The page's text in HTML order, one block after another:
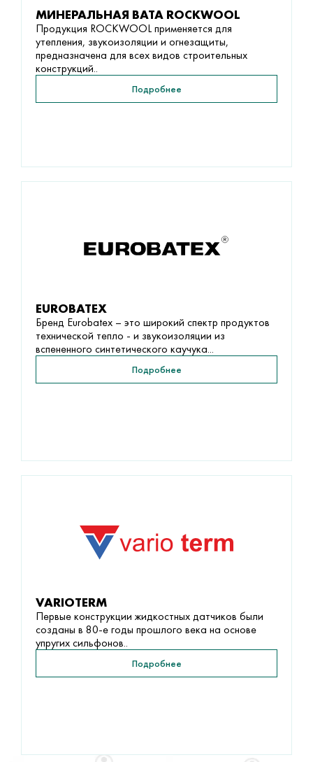
МИНЕРАЛЬНАЯ ВАТА ROCKWOOL
Продукция ROCKWOOL применяется для
утепления, звукоизоляции и огнезащиты,
предназначена для всех видов строительных
конструкций..
Подробнее
EUROBATEX
Бренд Eurobatex – это широкий спектр продуктов
технической тепло - и звукоизоляции из
вспененного синтетического каучука...
Подробнее
VARIOTERM
Первые конструкции жидкостных датчиков были
созданы в 80-е годы прошлого века на основе
упругих сильфонов..
Подробнее